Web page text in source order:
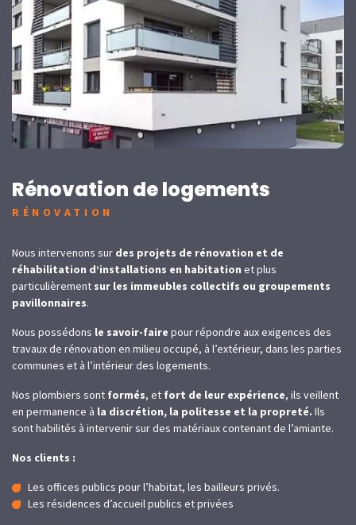
Rénovation de logements
RÉNOVATION
Nous intervenons sur des projets de rénovation et de
réhabilitation d’installations en habitation et plus
particulièrement sur les immeubles collectifs ou groupements
pavillonnaires.
Nous possédons le savoir-faire pour répondre aux exigences des
travaux de rénovation en milieu occupé, à l’extérieur, dans les parties
communes et à l’intérieur des logements.
Nos plombiers sont formés, et fort de leur expérience, ils veillent
en permanence à la discrétion, la politesse et la propreté. Ils
sont habilités à intervenir sur des matériaux contenant de l’amiante.
Nos clients :
Les offices publics pour l’habitat, les bailleurs privés.
Les résidences d’accueil publics et privées